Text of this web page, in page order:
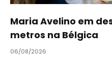
Maria Avelino em
metros na Bélgica
06/08/2026